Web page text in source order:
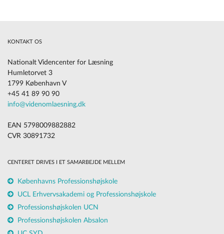
KONTAKT OS
Nationalt Videncenter for Læsning
Humletorvet 3
1799 København V
+45 41 89 90 90
info@videnomlaesning.dk
EAN 5798009882882
CVR 30891732
CENTERET DRIVES I ET SAMARBEJDE MELLEM
Københavns Professionshøjskole
UCL Erhvervsakademi og Professionshøjskole
Professionshøjskolen UCN
Professionshøjskolen Absalon